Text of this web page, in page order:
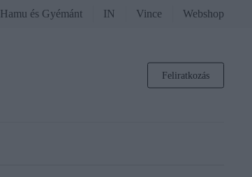
Hamu és Gyémánt IN Vince Webshop
Feliratkozás